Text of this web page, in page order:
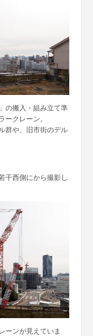
の搬入・組み立て準
クレーン。
群や、旧市街のデル
干西側にから撮影し
ーンが見えていま